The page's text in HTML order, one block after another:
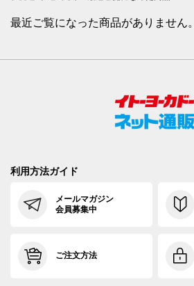
最近ご覧になった商品がありません。
利用方法ガイド
メールマガジン
会員募集中
ご注文方法